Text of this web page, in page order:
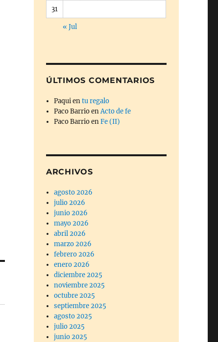
31
« Jul
ÚLTIMOS COMENTARIOS
Paquientu regalo
Paco BarrioenActo de fe
Paco BarrioenFe (II)
ARCHIVOS
agosto 2026
julio 2026
junio 2026
mayo 2026
abril 2026
marzo 2026
febrero 2026
enero 2026
diciembre 2025
noviembre 2025
octubre 2025
septiembre 2025
agosto 2025
julio 2025
junio 2025